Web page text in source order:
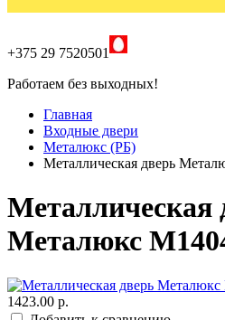
+375 29 7520501
Работаем без выходных!
Главная
Входные двери
Металюкс (РБ)
Металлическая дверь
Металлическая
Металюкс
1423.00 р.